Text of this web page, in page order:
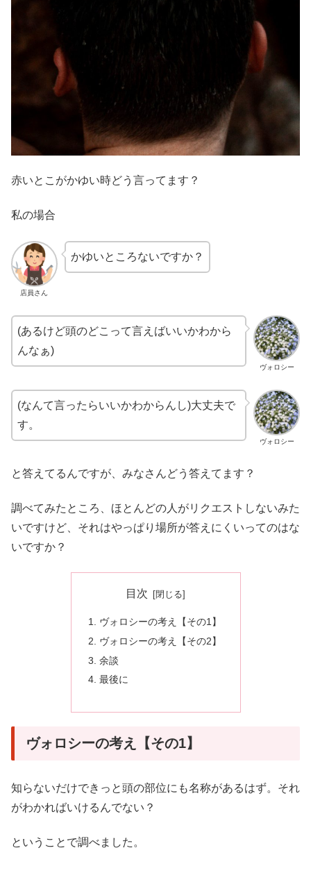
赤いとこがかゆい時どう言ってます？
私の場合
店員さん
かゆいところないですか？
ヴォロシー
(あるけど頭のどこって言えばいいかわから
んなぁ)
ヴォロシー
(なんて言ったらいいかわからんし)大丈夫で
す。
と答えてるんですが、みなさんどう答えてます？
調べてみたところ、ほとんどの人がリクエストしないみた
いですけど、それはやっぱり場所が答えにくいってのはな
いですか？
目次
ヴォロシーの考え【その1】
ヴォロシーの考え【その2】
余談
最後に
ヴォロシーの考え【その1】
知らないだけできっと頭の部位にも名称があるはず。それ
がわかればいけるんでない？
ということで調べました。